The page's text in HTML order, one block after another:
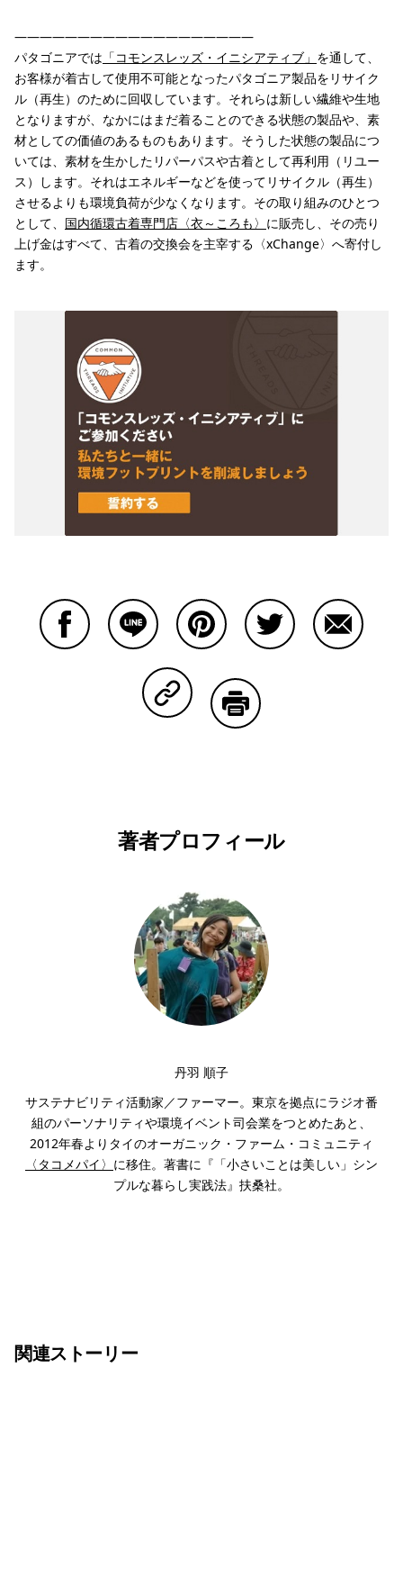
———————————————————
パタゴニアでは 「コモンスレッズ・イニシアティブ」 を通して、
お客様が着古して使用不可能となったパタゴニア製品をリサイク
ル（再生）のために回収しています。それらは新しい繊維や生地
となりますが、なかにはまだ着ることのできる状態の製品や、素
材としての価値のあるものもあります。そうした状態の製品につ
いては、素材を生かしたリパーパスや古着として再利用（リユー
ス）します。それはエネルギーなどを使ってリサイクル（再生）
させるよりも環境負荷が少なくなります。その取り組みのひとつ
として、 国内循環古着専門店〈衣～ころも〉 に販売し、その売り
上げ金はすべて、古着の交換会を主宰する〈xChange〉へ寄付し
ます。
Copy Linkで共有する
著者プロフィール
丹羽 順子
サステナビリティ活動家／ファーマー。東京を拠点にラジオ番
組のパーソナリティや環境イベント司会業をつとめたあと、
2012年春よりタイのオーガニック・ファーム・コミュニティ
〈タコメパイ〉 に移住。著書に『「小さいことは美しい」シン
プルな暮らし実践法』扶桑社。
関連ストーリー